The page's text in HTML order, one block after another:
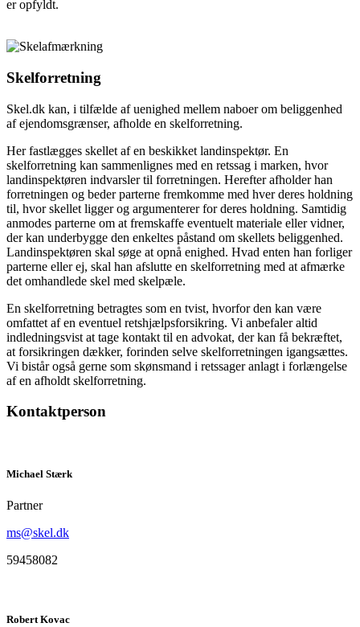
er opfyldt.
Skelforretning
Skel.dk kan, i tilfælde af uenighed mellem naboer om beliggenhed
af ejendomsgrænser, afholde en skelforretning.
Her fastlægges skellet af en beskikket landinspektør. En
skelforretning kan sammenlignes med en retssag i marken, hvor
landinspektøren indvarsler til forretningen. Herefter afholder han
forretningen og beder parterne fremkomme med hver deres holdning
til, hvor skellet ligger og argumenterer for deres holdning. Samtidig
anmodes parterne om at fremskaffe eventuelt materiale eller vidner,
der kan underbygge den enkeltes påstand om skellets beliggenhed.
Landinspektøren skal søge at opnå enighed. Hvad enten han forliger
parterne eller ej, skal han afslutte en skelforretning med at afmærke
det omhandlede skel med skelpæle.
En skelforretning betragtes som en tvist, hvorfor den kan være
omfattet af en eventuel retshjælpsforsikring. Vi anbefaler altid
indledningsvist at tage kontakt til en advokat, der kan få bekræftet,
at forsikringen dækker, forinden selve skelforretningen igangsættes.
Vi bistår også gerne som skønsmand i retssager anlagt i forlængelse
af en afholdt skelforretning.
Kontaktperson
Michael Stærk
Partner
ms@skel.dk
59458082
Robert Kovac